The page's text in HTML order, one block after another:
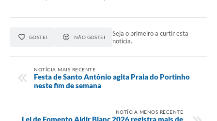
GOSTEI NÃO GOSTEI
Seja o primeiro a curtir esta
notícia.
NOTÍCIA MAIS RECENTE
Festa de Santo Antônio agita Praia do Portinho
neste fim de semana
NOTÍCIA MENOS RECENTE
Lei de Fomento Aldir Blanc 2026 registra mais de